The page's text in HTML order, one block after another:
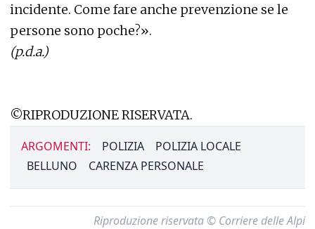
incidente. Come fare anche prevenzione se le
persone sono poche?».
(p.d.a.)
©RIPRODUZIONE RISERVATA.
ARGOMENTI: POLIZIA
POLIZIA LOCALE
BELLUNO
CARENZA PERSONALE
Riproduzione riservata © Corriere delle Alpi